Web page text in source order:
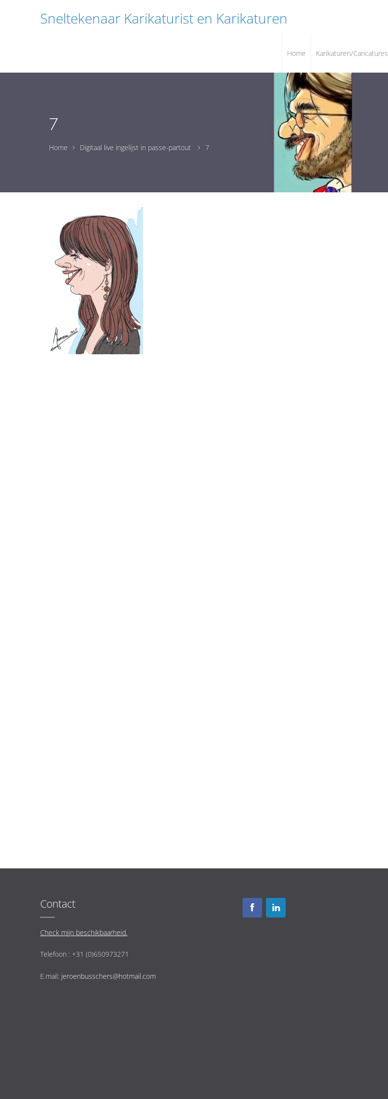
Sneltekenaar Karikaturist en Karikaturen
Home Karikaturen/Caricatures
7
Home Digitaal live ingelijst in passe-partout 7
Contact
Check mijn beschikbaarheid.
Telefoon : +31 (0)650973271
E.mail: jeroenbusschers@hotmail.com